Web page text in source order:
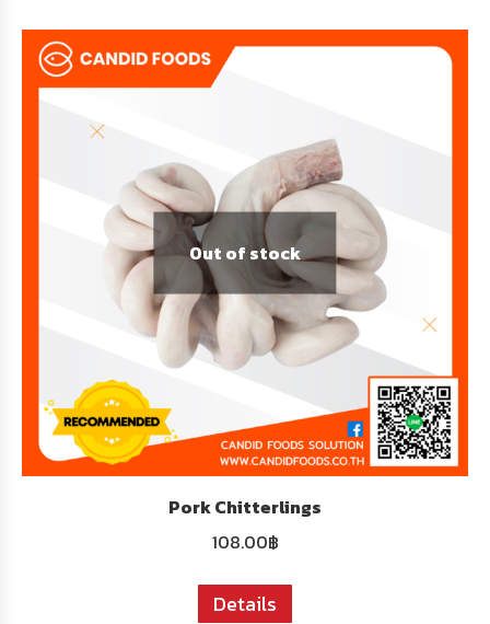
Out of stock
Pork Chitterlings
108.00฿
Details